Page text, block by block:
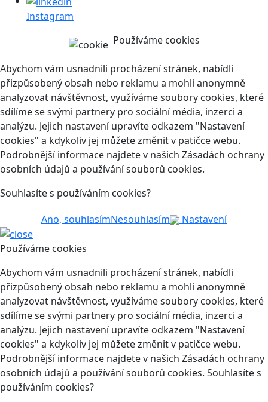
Instagram
Používáme cookies
Abychom vám usnadnili procházení stránek, nabídli
přizpůsobený obsah nebo reklamu a mohli anonymně
analyzovat návštěvnost, využíváme soubory cookies, které
sdílíme se svými partnery pro sociální média, inzerci a
analýzu. Jejich nastavení upravíte odkazem "Nastavení
cookies" a kdykoliv jej můžete změnit v patičce webu.
Podrobnější informace najdete v našich Zásadách ochrany
osobních údajů a používání souborů cookies.
Souhlasíte s používáním cookies?
Ano, souhlasímNesouhlasím Nastavení
Používáme cookies
Abychom vám usnadnili procházení stránek, nabídli
přizpůsobený obsah nebo reklamu a mohli anonymně
analyzovat návštěvnost, využíváme soubory cookies, které
sdílíme se svými partnery pro sociální média, inzerci a
analýzu. Jejich nastavení upravíte odkazem "Nastavení
cookies" a kdykoliv jej můžete změnit v patičce webu.
Podrobnější informace najdete v našich Zásadách ochrany
osobních údajů a používání souborů cookies. Souhlasíte s
používáním cookies?